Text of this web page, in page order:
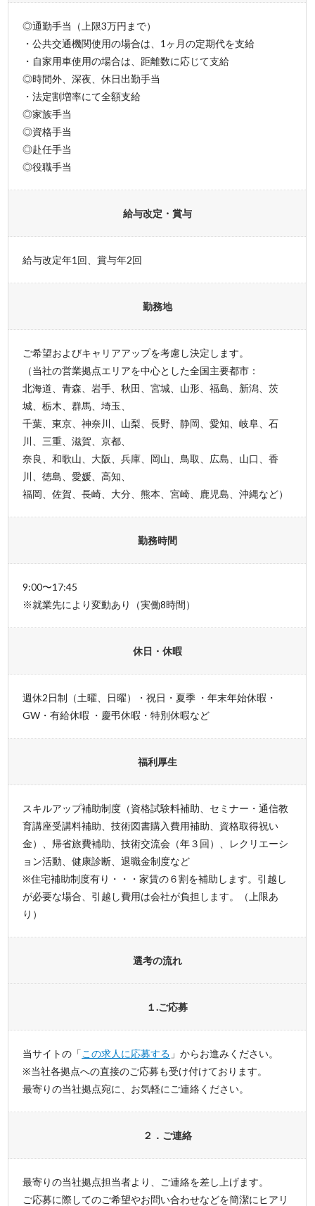
◎通勤手当（上限3万円まで）
・公共交通機関使用の場合は、1ヶ月の定期代を支給
・自家用車使用の場合は、距離数に応じて支給
◎時間外、深夜、休日出勤手当
・法定割増率にて全額支給
◎家族手当
◎資格手当
◎赴任手当
◎役職手当
給与改定・賞与
給与改定年1回、賞与年2回
勤務地
ご希望およびキャリアアップを考慮し決定します。
（当社の営業拠点エリアを中心とした全国主要都市：
北海道、青森、岩手、秋田、宮城、山形、福島、新潟、茨
城、栃木、群馬、埼玉、
千葉、東京、神奈川、山梨、長野、静岡、愛知、岐阜、石
川、三重、滋賀、京都、
奈良、和歌山、大阪、兵庫、岡山、鳥取、広島、山口、香
川、徳島、愛媛、高知、
福岡、佐賀、長崎、大分、熊本、宮崎、鹿児島、沖縄など）
勤務時間
9:00〜17:45
※就業先により変動あり（実働8時間）
休日・休暇
週休2日制（土曜、日曜）・祝日・夏季 ・年末年始休暇・
GW・有給休暇 ・慶弔休暇・特別休暇など
福利厚生
スキルアップ補助制度（資格試験料補助、セミナー・通信教
育講座受講料補助、技術図書購入費用補助、資格取得祝い
金）、帰省旅費補助、技術交流会（年３回）、レクリエーシ
ョン活動、健康診断、退職金制度など
※住宅補助制度有り・・・家賃の６割を補助します。引越し
が必要な場合、引越し費用は会社が負担します。（上限あ
り）
選考の流れ
１.ご応募
当サイトの「この求人に応募する 」からお進みください。
※当社各拠点への直接のご応募も受け付けております。
最寄りの当社拠点宛に、お気軽にご連絡ください。
２．ご連絡
最寄りの当社拠点担当者より、ご連絡を差し上げます。
ご応募に際してのご希望やお問い合わせなどを簡潔にヒアリ